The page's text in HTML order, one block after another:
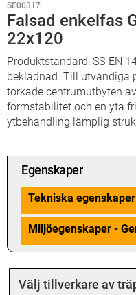
SE00317
Falsad enkelfas
22x120
Produktstandard: SS-EN
beklädnad. Till utvändiga
torkade centrumutbyten
formstabilitet och en yta
ytbehandling lämplig
Egenskaper
Tekniska egenskaper
Miljöegenskaper -
Välj tillverkare av